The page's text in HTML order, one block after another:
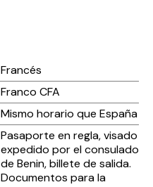
Francés
Franco CFA
Mismo horario que España
Pasaporte en regla, visado
expedido por el consulado
de Benin, billete de salida.
Documentos para la